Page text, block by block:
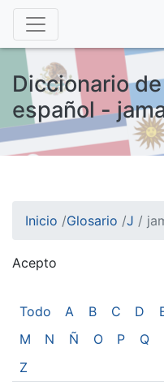
Diccionario
español -
Inicio /Glosario /J /
Acepto
Esto nos ayuda a
Todo A B C D
M
N Ñ O P Q
Z